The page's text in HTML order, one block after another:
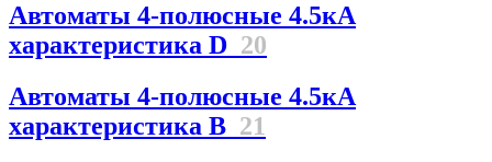
Автоматы 4-полюсные 4.5кА
характеристика D 20
Автоматы 4-полюсные 4.5кА
характеристика В 21